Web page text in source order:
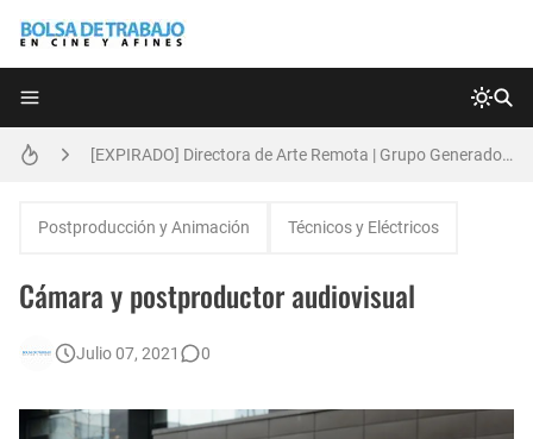
[EXPIRADO] Directora de Arte Remota | Grupo Generadores | Bolsa de Trabajo en Cine y Afines
Postproducción y Animación Técnicos y Eléctricos
Cámara y postproductor audiovisual
Julio 07, 2021 0